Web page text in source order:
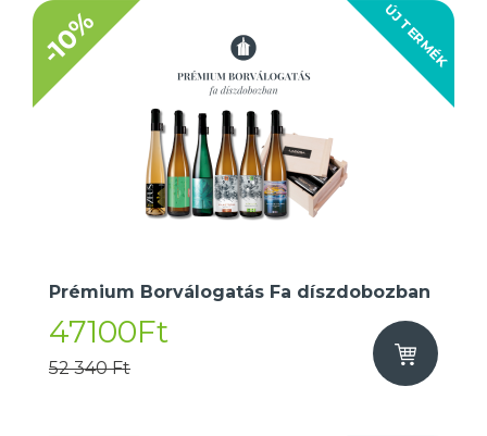
ÚJ TERMÉK
-10%
Prémium Borválogatás Fa díszdobozban
47100Ft
52 340 Ft